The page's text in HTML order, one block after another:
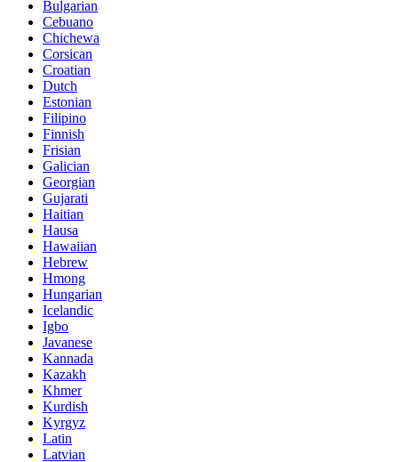
Bulgarian
Cebuano
Chichewa
Corsican
Croatian
Dutch
Estonian
Filipino
Finnish
Frisian
Galician
Georgian
Gujarati
Haitian
Hausa
Hawaiian
Hebrew
Hmong
Hungarian
Icelandic
Igbo
Javanese
Kannada
Kazakh
Khmer
Kurdish
Kyrgyz
Latin
Latvian